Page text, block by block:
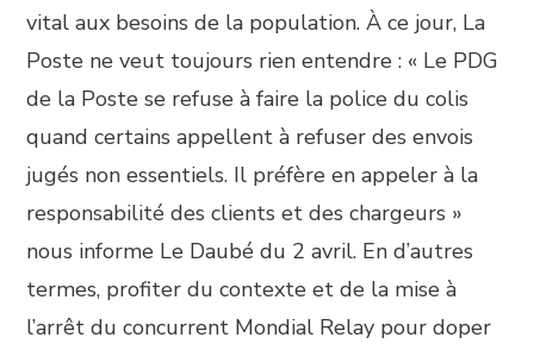
vital aux besoins de la population. À ce jour, La
Poste ne veut toujours rien entendre : « Le PDG
de la Poste se refuse à faire la police du colis
quand certains appellent à refuser des envois
jugés non essentiels. Il préfère en appeler à la
responsabilité des clients et des chargeurs »
nous informe Le Daubé du 2 avril. En d’autres
termes, profiter du contexte et de la mise à
l’arrêt du concurrent Mondial Relay pour doper